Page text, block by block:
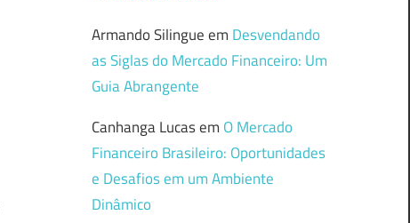
Armando Silingueem Desvendando
as Siglas do Mercado Financeiro: Um
Guia Abrangente
Canhanga Lucasem O Mercado
Financeiro Brasileiro: Oportunidades
e Desafios em um Ambiente
Dinâmico